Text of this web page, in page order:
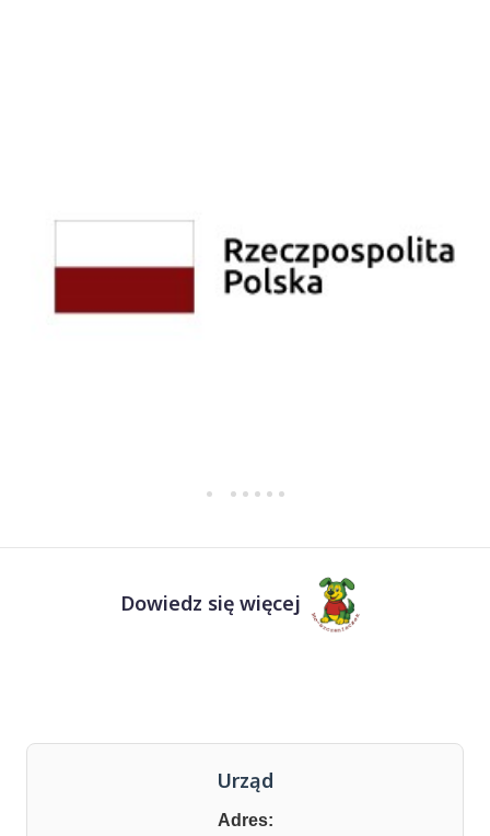
Dowiedz się więcej
Urząd
Adres: